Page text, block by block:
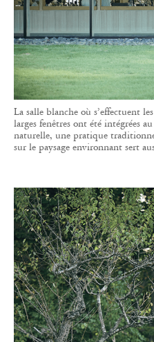
La salle blanche où s’effectuent
larges fenêtres ont été intégrées
naturelle, une pratique
sur le paysage environnant sert